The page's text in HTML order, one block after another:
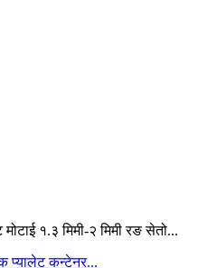
१.३ मिमी-२ मिमी रङ सेतो...